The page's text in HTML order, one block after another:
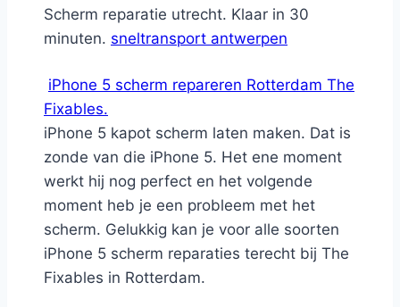
Scherm reparatie utrecht. Klaar in 30
minuten. sneltransport antwerpen
iPhone 5 scherm repareren Rotterdam The
Fixables.
iPhone 5 kapot scherm laten maken. Dat is
zonde van die iPhone 5. Het ene moment
werkt hij nog perfect en het volgende
moment heb je een probleem met het
scherm. Gelukkig kan je voor alle soorten
iPhone 5 scherm reparaties terecht bij The
Fixables in Rotterdam.